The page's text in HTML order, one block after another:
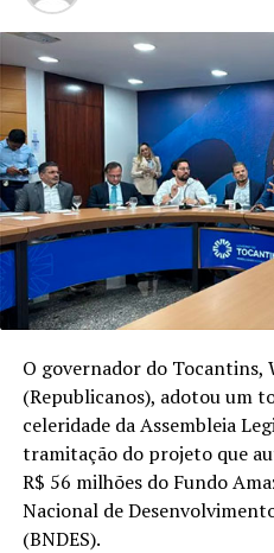
O governador do Tocantins,
(Republicanos), adotou um
celeridade da Assembleia
tramitação do projeto que
R$ 56 milhões do Fundo
Nacional de
(BNDES).